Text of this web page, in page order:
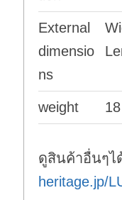
External
dimensio
ns
weight
ดูสินค้าอื่นๆไ
heritage.jp/